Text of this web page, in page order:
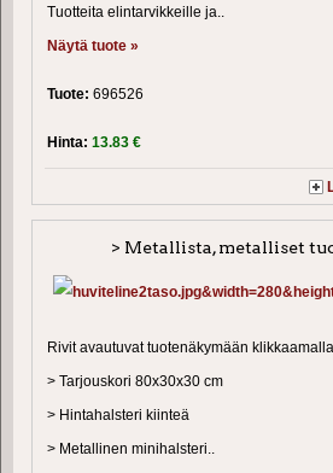
Tuotteita elintarvikkeille ja..
Näytä tuote »
Tuote: 696526
Hinta: 13.83 €
> Metallista, metalliset
Rivit avautuvat tuotenäkymään
> Tarjouskori 80x30x30 cm
> Hintahalsteri kiinteä
> Metallinen minihalsteri..